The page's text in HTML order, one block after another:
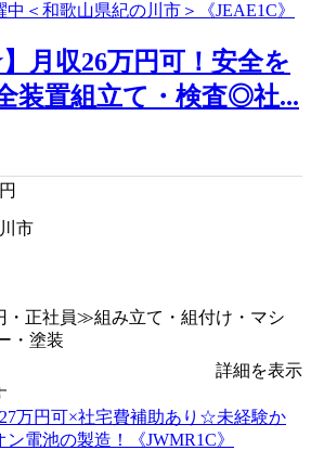
月収26万円可！安全を
装置組立て・検査◎社...
円
市
・正社員≫組み立て・組付け・マシ
・塗装
詳細を表示